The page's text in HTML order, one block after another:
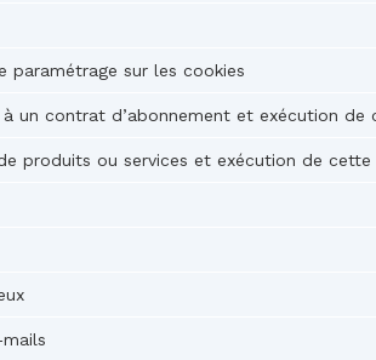
paramétrage sur les cookies
un contrat d’abonnement et exécution de
produits ou services et exécution de cette